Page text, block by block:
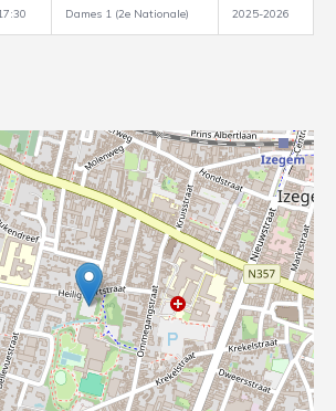
Dames 1 (2e Nationale) 2025-2026